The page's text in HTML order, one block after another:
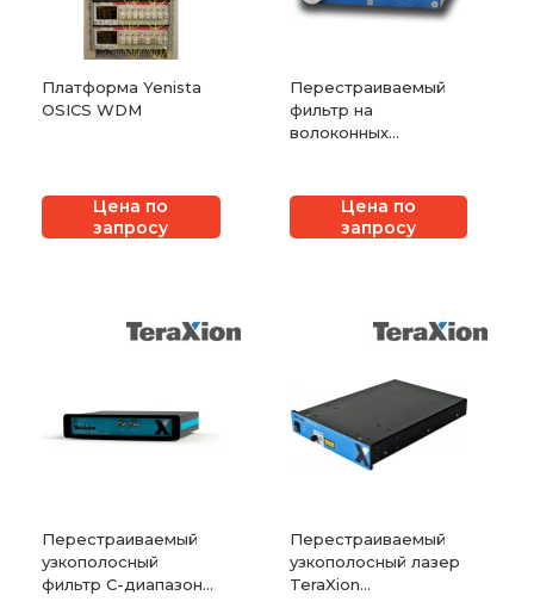
Платформа Yenista
OSICS WDM
Цена по
запросу
Перестраиваемый
фильтр на
волоконных
Цена по
запросу
Перестраиваемый
узкополосный
фильтр C-диапазона
Перестраиваемый
узкополосный лазер
TeraXion